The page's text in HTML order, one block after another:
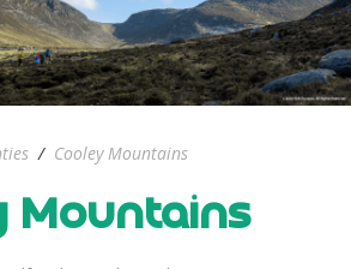
/ Cooley Mountains
Mountains